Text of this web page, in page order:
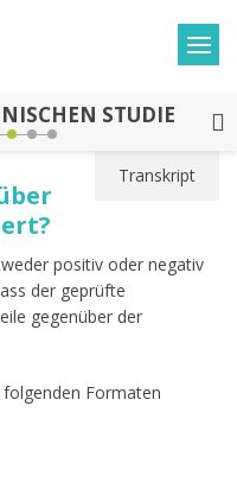
STUDIE
Transkript
positiv oder negativ
der geprüfte
gegenüber der
Formaten